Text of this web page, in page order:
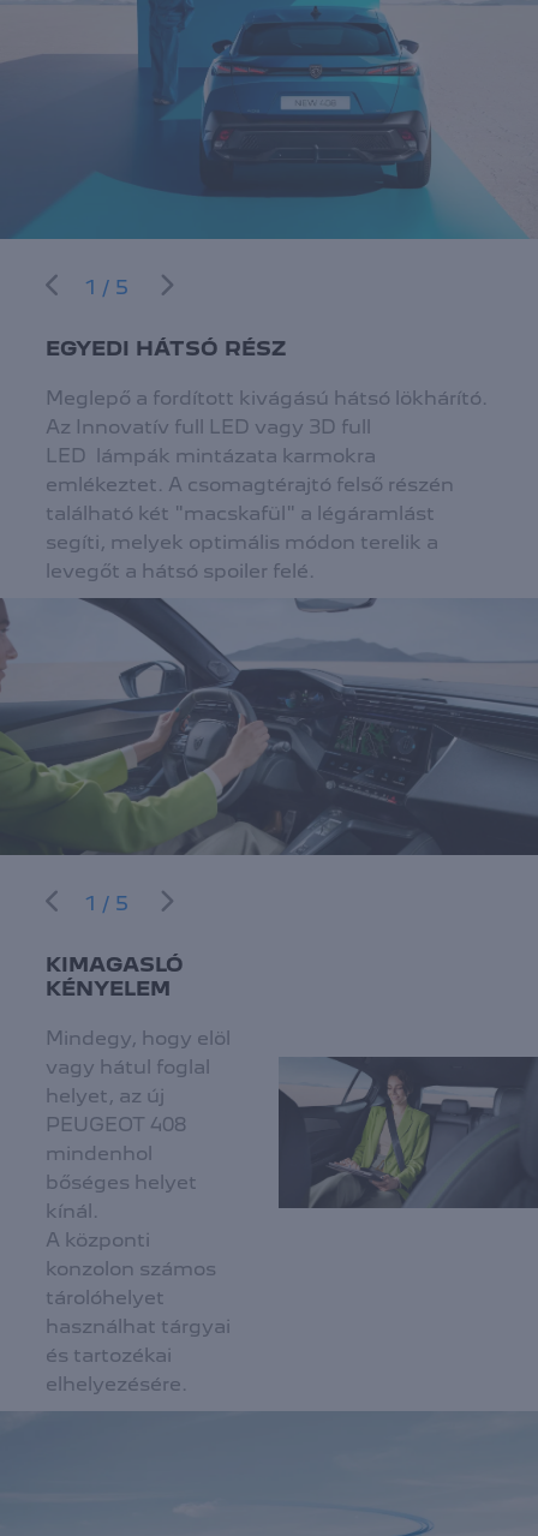
1/5
EGYEDI HÁTSÓ RÉSZ
Meglepő a fordított kivágású hátsó lökhárító.
Az Innovatív full LED vagy 3D full
LED lámpák mintázata karmokra
emlékeztet. A csomagtérajtó felső részén
található két "macskafül" a légáramlást
segíti, melyek optimális módon terelik a
levegőt a hátsó spoiler felé.
1/5
KIMAGASLÓ
KÉNYELEM
Mindegy, hogy elöl
vagy hátul foglal
helyet, az új
PEUGEOT 408
mindenhol
bőséges helyet
kínál.
A központi
konzolon számos
tárolóhelyet
használhat tárgyai
és tartozékai
elhelyezésére.